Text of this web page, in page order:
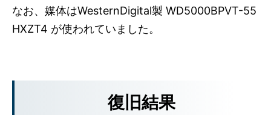
なお、媒体はWesternDigital製 WD5000BPVT-55
HXZT4 が使われていました。
復旧結果